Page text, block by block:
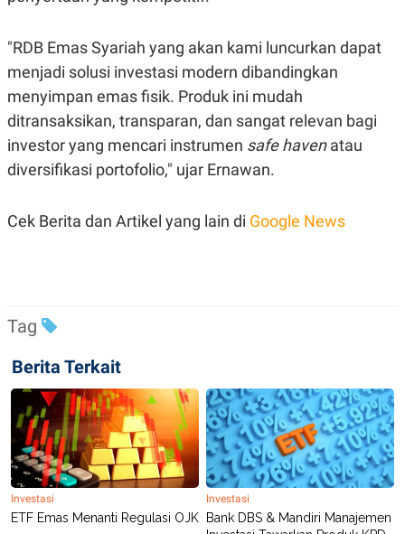
"RDB Emas Syariah yang akan kami luncurkan dapat
menjadi solusi investasi modern dibandingkan
menyimpan emas fisik. Produk ini mudah
ditransaksikan, transparan, dan sangat relevan bagi
investor yang mencari instrumen safe havenatau
diversifikasi portofolio," ujar Ernawan.
Cek Berita dan Artikel yang lain di Google News
Tag
Berita Terkait
Investasi
ETF Emas Menanti Regulasi OJK
Investasi
Bank DBS & Mandiri Manajemen